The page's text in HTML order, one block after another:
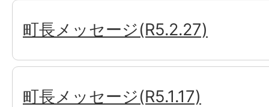
町長メッセージ(R5.2.27)
町長メッセージ(R5.1.17)